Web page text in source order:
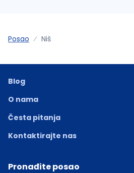
Posao Niš
Blog
O nama
Česta pitanja
Kontaktirajte nas
Pronađite posao